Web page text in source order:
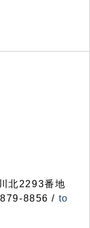
北2293番地
8856 / to